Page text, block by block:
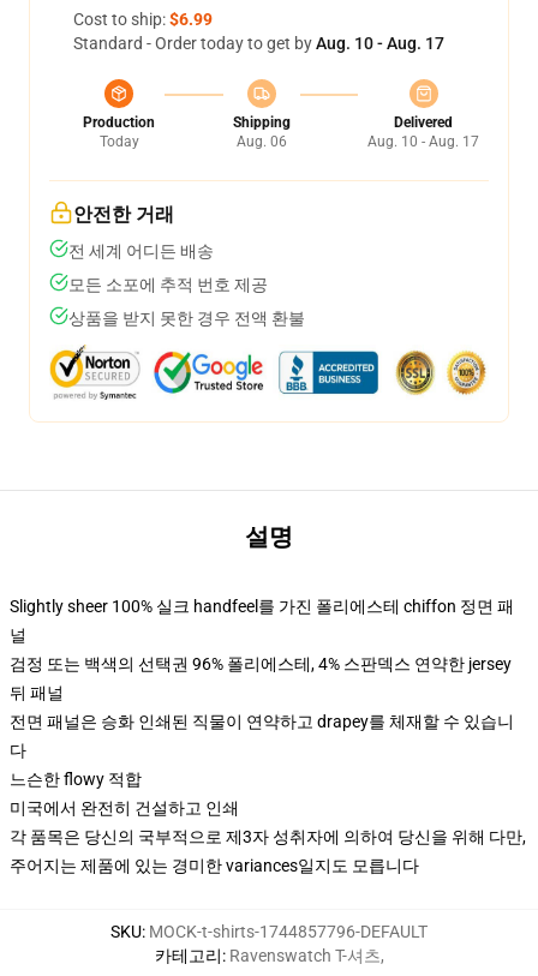
Cost to ship:$6.99
Standard - Order today to get byAug. 10 - Aug. 17
Production
Today
Shipping
Aug. 06
Delivered
Aug. 10 - Aug. 17
안전한 거래
전 세계 어디든 배송
모든 소포에 추적 번호 제공
상품을 받지 못한 경우 전액 환불
설명
Slightly sheer 100% 실크 handfeel를 가진 폴리에스테 chiffon 정면 패
널
검정 또는 백색의 선택권 96% 폴리에스테, 4% 스판덱스 연약한 jersey
뒤 패널
전면 패널은 승화 인쇄된 직물이 연약하고 drapey를 체재할 수 있습니
다
느슨한 flowy 적합
미국에서 완전히 건설하고 인쇄
각 품목은 당신의 국부적으로 제3자 성취자에 의하여 당신을 위해 다만,
주어지는 제품에 있는 경미한 variances일지도 모릅니다
SKU: MOCK-t-shirts-1744857796-DEFAULT
카테고리: Ravenswatch T-셔츠,